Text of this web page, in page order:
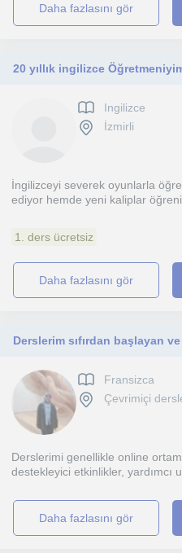
daha fazlasını gör
Ingilizce
İzmirli
İngilizceyi severek oyunlarla
ediyor hemde yeni kaliplar
1. ders ücretsiz
daha fazlasını gör
Fransizca
Çevrimiçi
Derslerimi genellikle online
destekleyici etkinlikler, yardımcı
daha fazlasını gör